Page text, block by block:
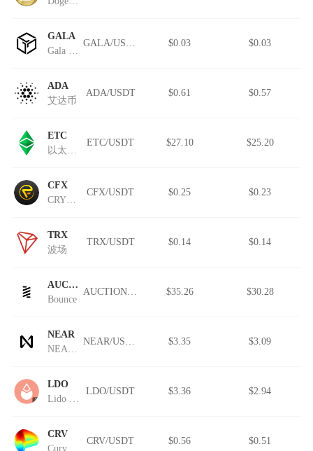
GALA
$0.03 $0.03
ADA
艾达币
ADA/USDT $0.61 $0.57
ETC
ETC/USDT $27.10 $25.20
CFX
CFX/USDT $0.25 $0.23
TRX
波场
TRX/USDT $0.14 $0.14
AUCTION
Bounce
$35.26 $30.28
NEAR
$3.35 $3.09
LDO
LDO/USDT $3.36 $2.94
CRV
CRV/USDT $0.56 $0.51